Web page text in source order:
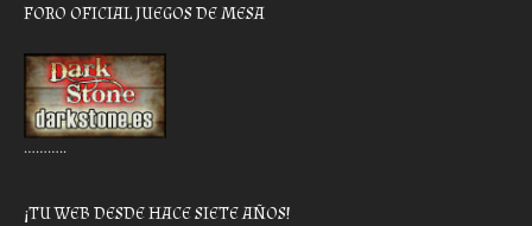
FORO OFICIAL JUEGOS DE MESA
………..
¡TU WEB DESDE HACE SIETE AÑOS!